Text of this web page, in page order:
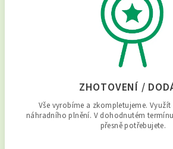
ZHOTOVENÍ /
Vše vyrobíme a zkompletujeme.
náhradního plnění. V dohodnutém
přesně potřebujete.